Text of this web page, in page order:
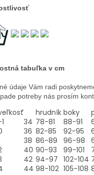
tabuľka v cm
údaje Vám radi
potreby nás prosím
hrudník boky
34 78-81 88-91
36 82-85 92-95
38 86-89 96-98
40 90-93 99-101
42 94-97 102-104
44 98-102 105-108